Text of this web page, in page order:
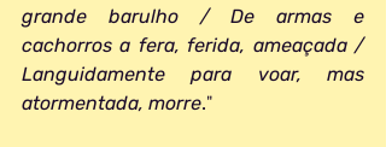
grande barulho / De armas e
cachorros a fera, ferida, ameaçada /
Languidamente para voar, mas
atormentada, morre."